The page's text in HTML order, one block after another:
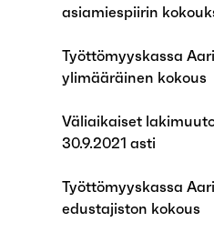
asiamiespiirin
Työttömyyskassa
ylimääräinen kokous
Väliaikaiset
30.9.2021 asti
Työttömyyskassa
edustajiston kokous